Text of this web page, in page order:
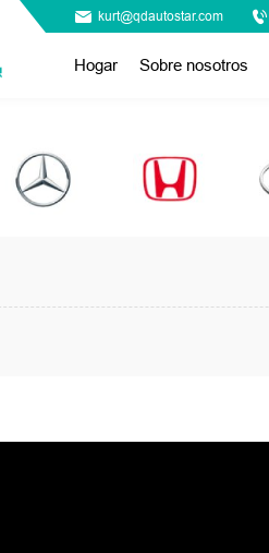
kurt@qdautostar.com
Hogar Sobre nosotros